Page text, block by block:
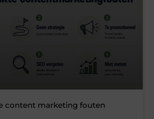
content marketing fouten